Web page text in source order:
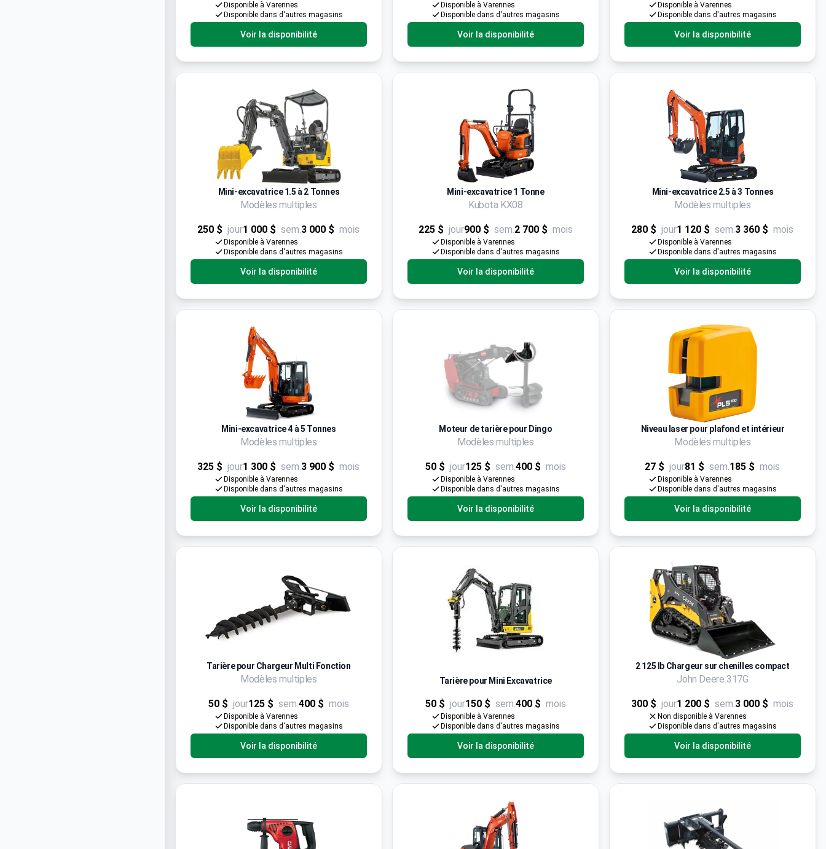
Disponible à Varennes
Disponible dans d'autres magasins
Voir la disponibilité
Disponible à Varennes
Disponible dans d'autres magasins
Voir la disponibilité
Disponible à Varennes
Disponible dans d'autres magasins
Voir la disponibilité
Mini-excavatrice 1.5 à 2 Tonnes
Modèles multiples
250 $ jour1 000 $ sem.3 000 $ mois
Disponible à Varennes
Disponible dans d'autres magasins
Voir la disponibilité
Mini-excavatrice 1 Tonne
Kubota KX08
225 $ jour900 $ sem.2 700 $ mois
Disponible à Varennes
Disponible dans d'autres magasins
Voir la disponibilité
Mini-excavatrice 2.5 à 3 Tonnes
Modèles multiples
280 $ jour1 120 $ sem.3 360 $ mois
Disponible à Varennes
Disponible dans d'autres magasins
Voir la disponibilité
Mini-excavatrice 4 à 5 Tonnes
Modèles multiples
325 $ jour1 300 $ sem.3 900 $ mois
Disponible à Varennes
Disponible dans d'autres magasins
Voir la disponibilité
Moteur de tarière pour Dingo
Modèles multiples
50 $ jour125 $ sem.400 $ mois
Disponible à Varennes
Disponible dans d'autres magasins
Voir la disponibilité
Niveau laser pour plafond et intérieur
Modèles multiples
27 $ jour81 $ sem.185 $ mois
Disponible à Varennes
Disponible dans d'autres magasins
Voir la disponibilité
Tarière pour Chargeur Multi Fonction
Modèles multiples
50 $ jour125 $ sem.400 $ mois
Disponible à Varennes
Disponible dans d'autres magasins
Voir la disponibilité
Tarière pour Mini Excavatrice
50 $ jour150 $ sem.400 $ mois
Disponible à Varennes
Disponible dans d'autres magasins
Voir la disponibilité
2 125 lb Chargeur sur chenilles compact
John Deere 317G
300 $ jour1 200 $ sem.3 000 $ mois
Non disponible à Varennes
Disponible dans d'autres magasins
Voir la disponibilité